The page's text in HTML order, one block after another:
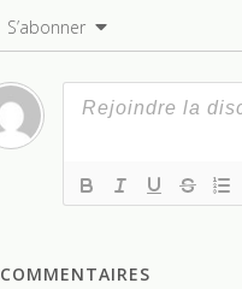
S’abonner
COMMENTAIRES